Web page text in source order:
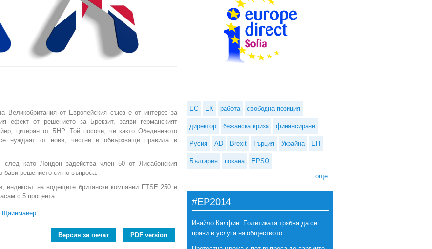
Великобритания от Европейския съюз е от интерес за
ефект от решението за Брекзит, заяви германският
цитиран от БНР. Той посочи, че както Обединеното
нуждаят от нови, честни и обвързващи правила в
след като Лондон задейства член 50 от Лисабонския
бави решението си по въпроса.
индексът на водещите британски компании FTSE 250 е
с 5 процента.
Щайнмайер
Версия за печат PDF version
ЕС ЕК работа свободна позиция
директор бежанска криза финансиране
Русия AD Brexit Гърция Украйна ЕП
България покана EPSO
още...
#EP2014
Ивайло Калфин: Политиката трябва да се
прави в услуга на обществото